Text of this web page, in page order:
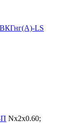
LS
Nx2x0.60;